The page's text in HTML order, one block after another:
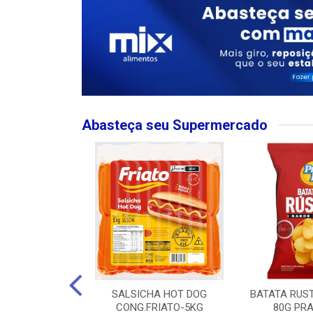
Abasteça seu Supermercado
SALSICHA HOT DOG
CONG.FRIATO-5KG
BATATA
80G